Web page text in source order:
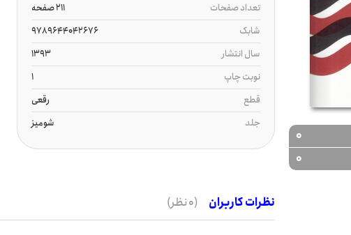
0
0
تعداد صفحات
211 صفحه
شابک
9789644042676
سال انتشار
1393
نوبت چاپ
1
قطع
رقعی
جلد
شومیز
نظرات کاربران (0 نظر)